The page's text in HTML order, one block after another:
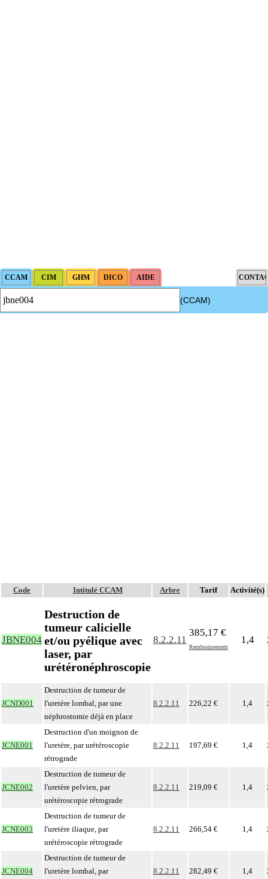
(CCAM)
Code Intitulé CCAM Arbre Tarif Activité(s)
JBNE004
Destruction de
tumeur calicielle
et/ou pyélique avec
laser, par
urétéronéphroscopie
8.2.2.11
385,17 €
Remboursement
1,4
JCND001
Destruction de tumeur de
l'uretère lombal, par une
néphrostomie déjà en place
8.2.2.11 226,22 € 1,4
JCNE001
Destruction d'un moignon de
l'uretère, par urétéroscopie
rétrograde
8.2.2.11 197,69 € 1,4
JCNE002
Destruction de tumeur de
l'uretère pelvien, par
urétéroscopie rétrograde
8.2.2.11 219,09 € 1,4
JCNE003
Destruction de tumeur de
l'uretère iliaque, par
urétéroscopie rétrograde
8.2.2.11 266,54 € 1,4
JCNE004
Destruction de tumeur de
l'uretère lombal, par
8.2.2.11 282,49 € 1,4